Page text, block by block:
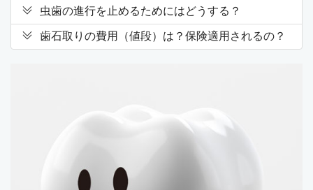
虫歯の進行を止めるためにはどうする？
歯石取りの費用（値段）は？保険適用されるの？